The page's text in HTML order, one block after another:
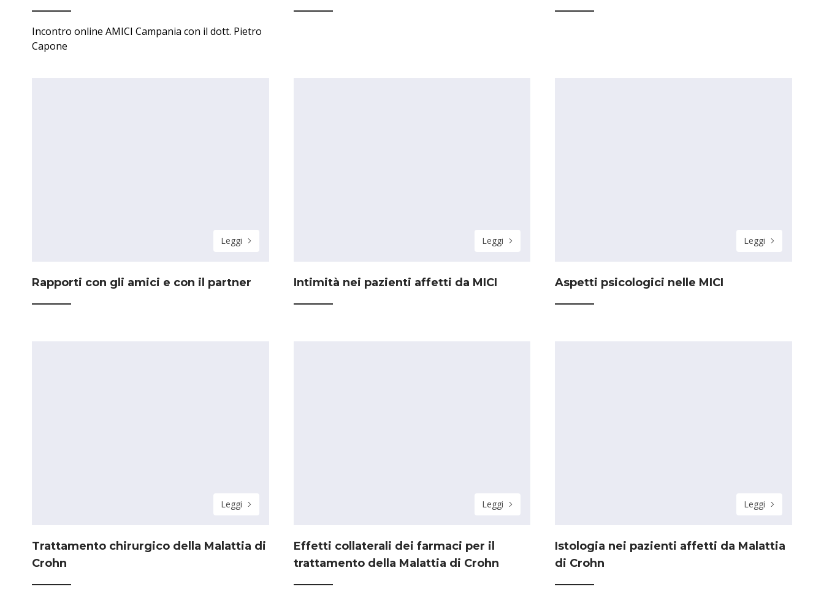
Incontro online AMICI Campania con il dott. Pietro
Capone
Leggi
Rapporti con gli amici e con il partner
Leggi
Intimità nei pazienti affetti da MICI
Leggi
Aspetti psicologici nelle MICI
Leggi
Trattamento chirurgico della Malattia di
Crohn
Leggi
Effetti collaterali dei farmaci per il
trattamento della Malattia di Crohn
Leggi
Istologia nei pazienti affetti da Malattia
di Crohn